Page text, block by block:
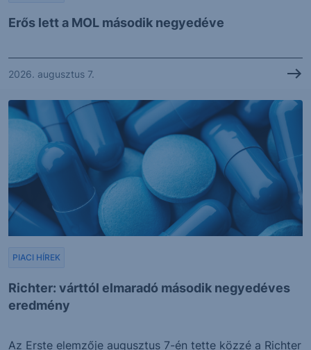
Erős lett a MOL második negyedéve
2026. augusztus 7.
Richter: várttól elmaradó második negyedéves
eredmény
PIACI HÍREK
Az Erste elemzője augusztus 7-én tette közzé a Richter